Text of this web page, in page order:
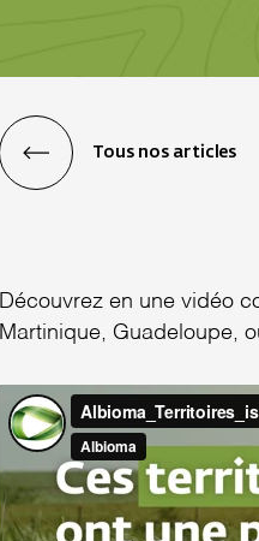
Tous nos articles
Découvrez en une vidéo
Martinique, Guadeloupe,